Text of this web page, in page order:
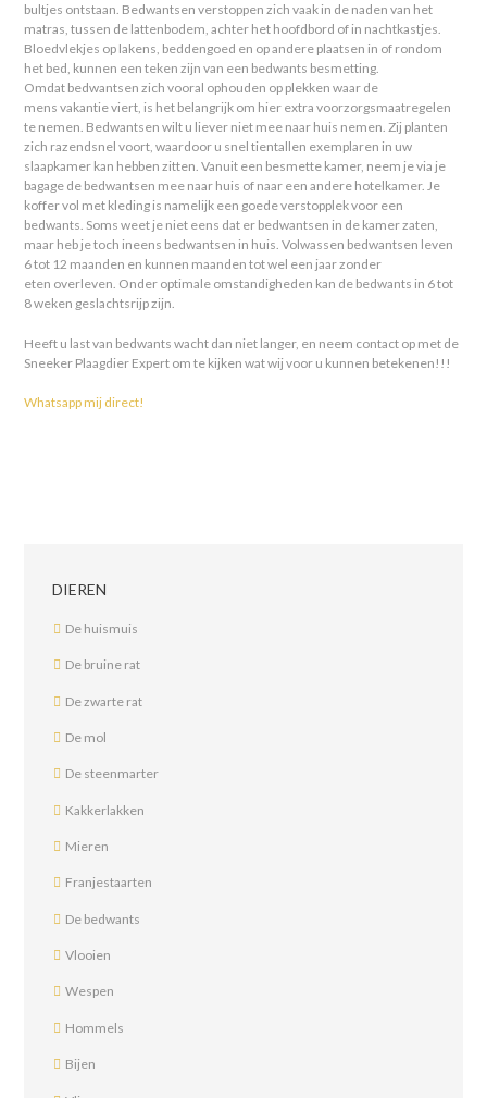
bultjes ontstaan. Bedwantsen verstoppen zich vaak in de naden van het
matras, tussen de lattenbodem, achter het hoofdbord of in nachtkastjes.
Bloedvlekjes op lakens, beddengoed en op andere plaatsen in of rondom
het bed, kunnen een teken zijn van een bedwants besmetting.
Omdat bedwantsen zich vooral ophouden op plekken waar de
mens vakantie viert, is het belangrijk om hier extra voorzorgsmaatregelen
te nemen. Bedwantsen wilt u liever niet mee naar huis nemen. Zij planten
zich razendsnel voort, waardoor u snel tientallen exemplaren in uw
slaapkamer kan hebben zitten. Vanuit een besmette kamer, neem je via je
bagage de bedwantsen mee naar huis of naar een andere hotelkamer. Je
koffer vol met kleding is namelijk een goede verstopplek voor een
bedwants. Soms weet je niet eens dat er bedwantsen in de kamer zaten,
maar heb je toch ineens bedwantsen in huis. Volwassen bedwantsen leven
6 tot 12 maanden en kunnen maanden tot wel een jaar zonder
eten overleven. Onder optimale omstandigheden kan de bedwants in 6 tot
8 weken geslachtsrijp zijn.
Heeft u last van bedwants wacht dan niet langer, en neem contact op met de
Sneeker Plaagdier Expert om te kijken wat wij voor u kunnen betekenen!!!
Whatsapp mij direct!
DIEREN
De huismuis
De bruine rat
De zwarte rat
De mol
De steenmarter
Kakkerlakken
Mieren
Franjestaarten
De bedwants
Vlooien
Wespen
Hommels
Bijen